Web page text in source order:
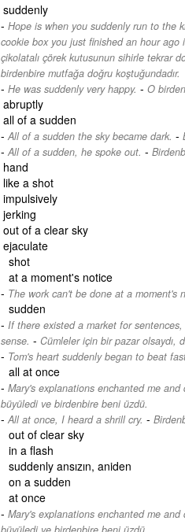
suddenly
Hope is when you suddenly run to the
cookie box you just finished an hour ago
çikolatalı çörek kutusunun sihirle tekrar
birdenbire mutfağa doğru koştuğundadır.
He was suddenly very happy. - O
abruptly
all of a sudden
All of a sudden the sky became dark. -
All of a sudden, he spoke out. -
hand
like a shot
impulsively
jerking
out of a clear sky
ejaculate
shot
at a moment's notice
The work can't be done at a moment's
sudden
If there existed a market for
sense. - Cümleler için bir pazar olsaydı,
Tom's heart suddenly began to beat
all at once
Mary's explanations enchanted me
büyüledi ve birdenbire beni üzdü.
All at once, I heard a shrill cry. -
out of clear sky
in a flash
suddenly ansızın, aniden
on a sudden
at once
Mary's explanations enchanted me